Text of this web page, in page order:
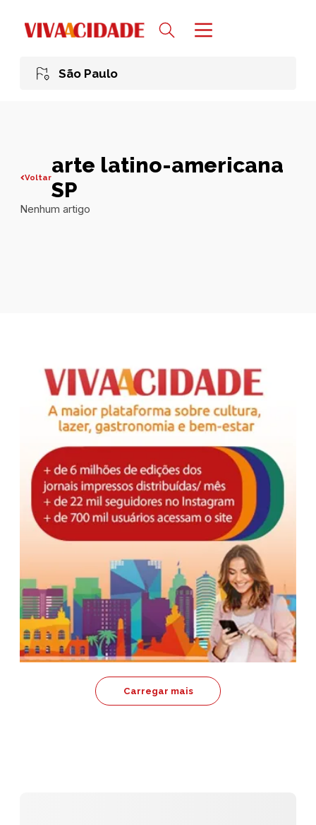
São Paulo
Voltararte latino-americana
SP
Nenhum artigo
Carregar mais